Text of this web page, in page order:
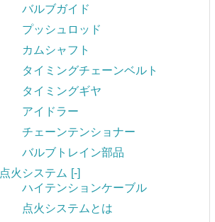
バルブガイド
プッシュロッド
カムシャフト
タイミングチェーンベルト
タイミングギヤ
アイドラー
チェーンテンショナー
バルブトレイン部品
点火システム [-]
ハイテンションケーブル
点火システムとは